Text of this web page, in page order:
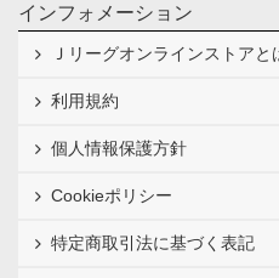
インフォメーション
Ｊリーグオンラインストアと
利用規約
個人情報保護方針
Cookieポリシー
特定商取引法に基づく表記